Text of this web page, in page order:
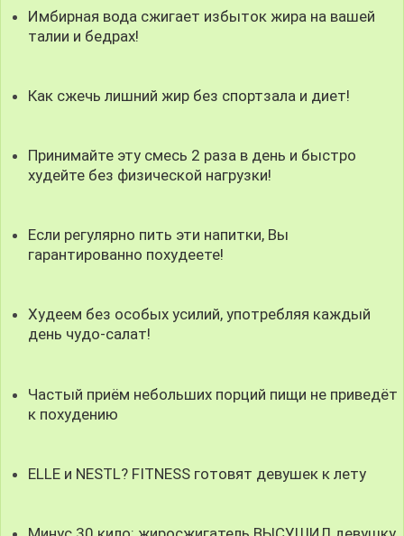
Имбирная вода сжигает избыток жира на вашей
талии и бедрах!
Как сжечь лишний жир без спортзала и диет!
Принимайте эту смесь 2 раза в день и быстро
худейте без физической нагрузки!
Если регулярно пить эти напитки, Вы
гарантированно похудеете!
Худеем без особых усилий, употребляя каждый
день чудо-салат!
Частый приём небольших порций пищи не приведёт
к похудению
ELLE и NESTL? FITNESS готовят девушек к лету